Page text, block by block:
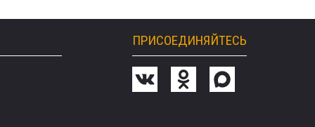
ПРИСОЕДИНЯЙТЕСЬ